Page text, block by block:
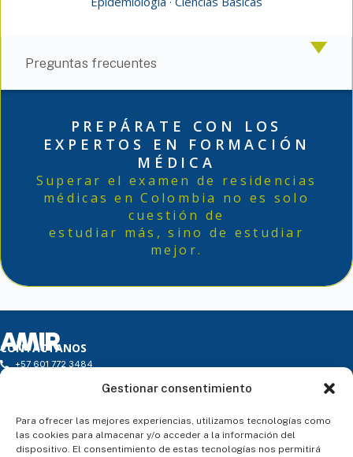
Gestionar consentimiento
Para ofrecer las mejores experiencias, utilizamos tecnologías como
las cookies para almacenar y/o acceder a la información del
dispositivo. El consentimiento de estas tecnologías nos permitirá
Preguntas frecuentes
PREPÁRATE CON LOS
EXPERTOS EN FORMACIÓN
MÉDICA
Superar el examen de residencias
médicas en Colombia no es solo
cuestión de
estudiar más, sino de estudiar
mejor.
CONTÁCTANOS
+57 601 772 3484
Horario: de L a V de 9h a 18h - Atención Presencial
ENLACES
¿Quiénes somos?
Atención al alumno